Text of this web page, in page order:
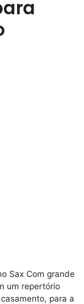
Sax Com grande
um repertório
para a